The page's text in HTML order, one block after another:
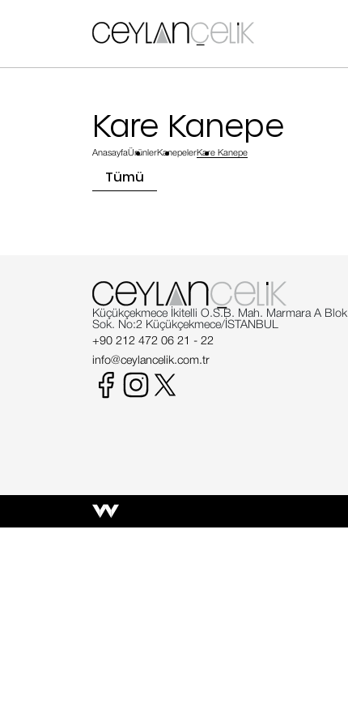
Kare Kanepe
AnasayfaÜrünlerKanepelerKare Kanepe
Tümü
Küçükçekmece İkitelli O.S.B. Mah. Marmara A Blok
Sok. No:2 Küçükçekmece/İSTANBUL
+90 212 472 06 21 - 22
info@ceylancelik.com.tr